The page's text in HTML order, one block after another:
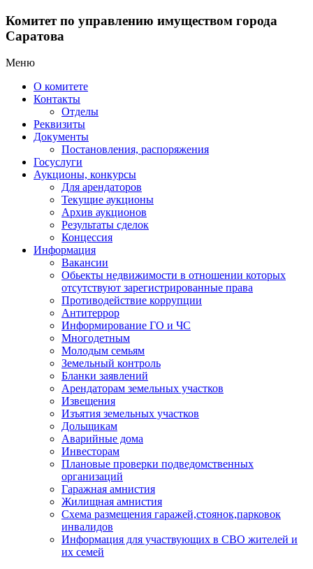
Комитет по управлению имуществом города
Саратова
Меню
О комитете
Контакты
Отделы
Реквизиты
Документы
Постановления, распоряжения
Госуслуги
Аукционы, конкурсы
Для арендаторов
Текущие аукционы
Архив аукционов
Результаты сделок
Концессия
Информация
Вакансии
Обьекты недвижимости в отношении которых
отсутствуют зарегистрированные права
Противодействие коррупции
Антитеррор
Информирование ГО и ЧС
Многодетным
Молодым семьям
Земельный контроль
Бланки заявлений
Арендаторам земельных участков
Извещения
Изъятия земельных участков
Дольщикам
Аварийные дома
Инвесторам
Плановые проверки подведомственных
организаций
Гаражная амнистия
Жилищная амнистия
Схема размещения гаражей,стоянок,парковок
инвалидов
Информация для участвующих в СВО жителей и
их семей